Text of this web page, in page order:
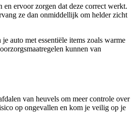
ervoor zorgen dat deze correct werkt.
ze dan onmiddellijk om helder zicht
auto met essentiële items zoals warme
kunnen van
van heuvels om meer controle over
op ongevallen en kom je veilig op je